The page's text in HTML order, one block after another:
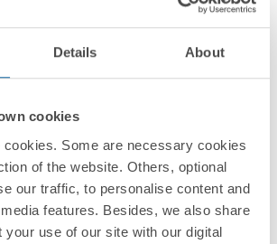
Details About
cookies
Some are necessary cookies
of the website. Others, optional
our traffic, to personalise content and
features. Besides, we also share
your use of our site with our digital